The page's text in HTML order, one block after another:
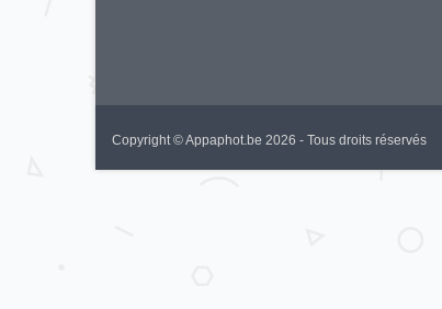
Copyright © Appaphot.be 2026 - Tous droits réservés